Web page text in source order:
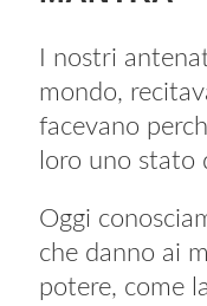
I nostri
mondo,
facevano
loro uno stato
Oggi
che danno ai
potere, come